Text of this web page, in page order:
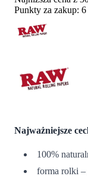
Punkty za zakup: 6
Najważniejsze
100%
forma rolki –